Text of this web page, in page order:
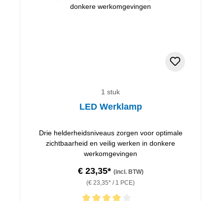
1 stuk
LED Werklamp
Drie helderheidsniveaus zorgen voor optimale
zichtbaarheid en veilig werken in donkere
werkomgevingen
€ 23,35* (incl. BTW)
(€ 23,35* / 1 PCE)